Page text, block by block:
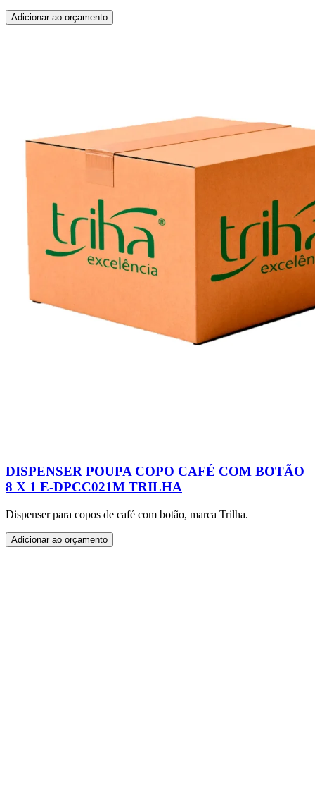
Adicionar ao orçamento
DISPENSER POUPA COPO CAFÉ COM BOTÃO
8 X 1 E-DPCC021M TRILHA
Dispenser para copos de café com botão, marca Trilha.
Adicionar ao orçamento